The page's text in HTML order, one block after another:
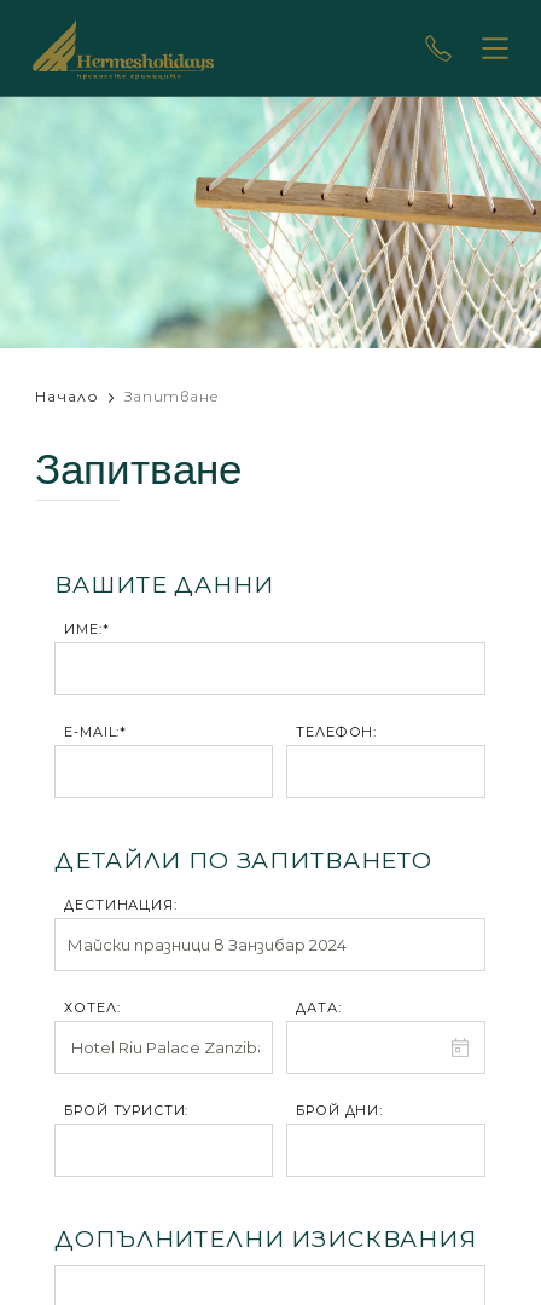
Начало Запитване
Запитване
ВАШИТЕ ДАННИ
ИМЕ:*
E-MAIL:* ТЕЛЕФОН:
ДЕТАЙЛИ ПО ЗАПИТВАНЕТО
ДЕСТИНАЦИЯ:
ХОТЕЛ: ДАТА:
БРОЙ ТУРИСТИ: БРОЙ ДНИ:
ДОПЪЛНИТЕЛНИ ИЗИСКВАНИЯ